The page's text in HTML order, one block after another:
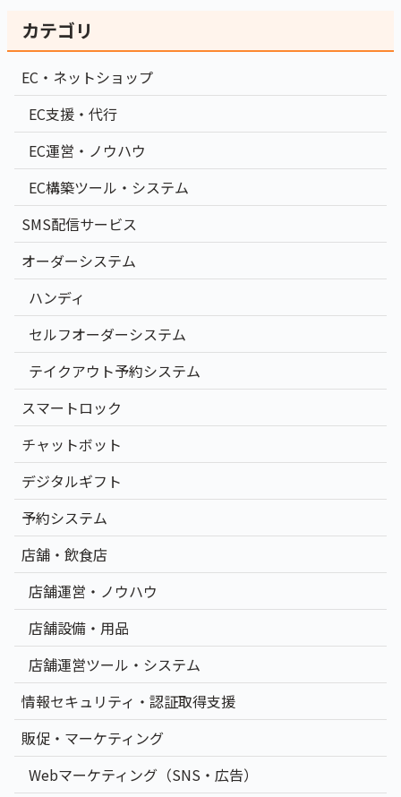
カテゴリ
EC・ネットショップ
EC支援・代行
EC運営・ノウハウ
EC構築ツール・システム
SMS配信サービス
オーダーシステム
ハンディ
セルフオーダーシステム
テイクアウト予約システム
スマートロック
チャットボット
デジタルギフト
予約システム
店舗・飲食店
店舗運営・ノウハウ
店舗設備・用品
店舗運営ツール・システム
情報セキュリティ・認証取得支援
販促・マーケティング
Webマーケティング（SNS・広告）